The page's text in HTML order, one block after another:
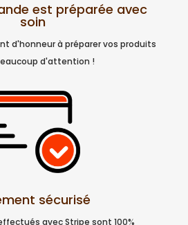
est préparée avec
soin
d'honneur à préparer vos produits
d'attention !
sécurisé
avec Stripe sont 100%